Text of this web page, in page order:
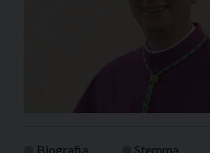
Biografia Stemma